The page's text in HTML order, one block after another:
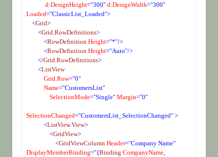
d:DesignHeight="300" d:DesignWidth="300"
Loaded="ClassicList_Loaded">
<Grid>
<Grid.RowDefinitions>
<RowDefinition Height="*"/>
<RowDefinition Height="Auto"/>
</Grid.RowDefinitions>
<ListView
    Grid.Row
="0"
    Name
="CustomersList"
    SelectionMode
="Single" Margin="0"
SelectionChanged="CustomersList_SelectionChanged" >
<ListView.View>
<GridView>
<GridViewColumn Header="Company Name"
DisplayMemberBinding="{Binding CompanyName,